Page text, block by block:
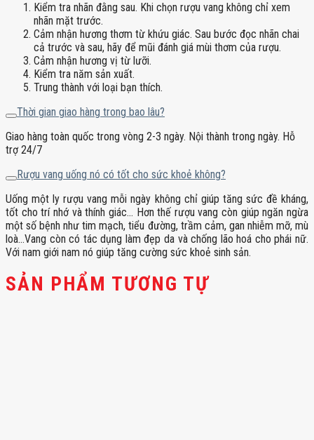
Kiểm tra nhãn đằng sau. Khi chọn rượu vang không chỉ xem
nhãn mặt trước.
Cảm nhận hương thơm từ khứu giác. Sau bước đọc nhãn chai
cả trước và sau, hãy để mũi đánh giá mùi thơm của rượu.
Cảm nhận hương vị từ lưỡi.
Kiểm tra năm sản xuất.
Trung thành với loại bạn thích.
Thời gian giao hàng trong bao lâu?
Giao hàng toàn quốc trong vòng 2-3 ngày. Nội thành trong ngày. Hỗ
trợ 24/7
Rượu vang uống nó có tốt cho sức khoẻ không?
Uống một ly rượu vang mỗi ngày không chỉ giúp tăng sức đề kháng,
tốt cho trí nhớ và thính giác… Hơn thế rượu vang còn giúp ngăn ngừa
một số bệnh như tim mạch, tiểu đường, trầm cảm, gan nhiễm mỡ, mù
loà…Vang còn có tác dụng làm đẹp da và chống lão hoá cho phái nữ.
Với nam giới nam nó giúp tăng cường sức khoẻ sinh sản.
SẢN PHẨM TƯƠNG TỰ